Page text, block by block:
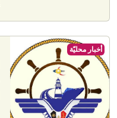
أخبار محليّة